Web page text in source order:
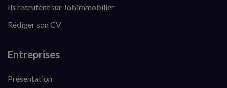
Ils recrutent sur Jobimmobilier
Rédiger son CV
Entreprises
Présentation